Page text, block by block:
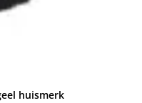
huismerk